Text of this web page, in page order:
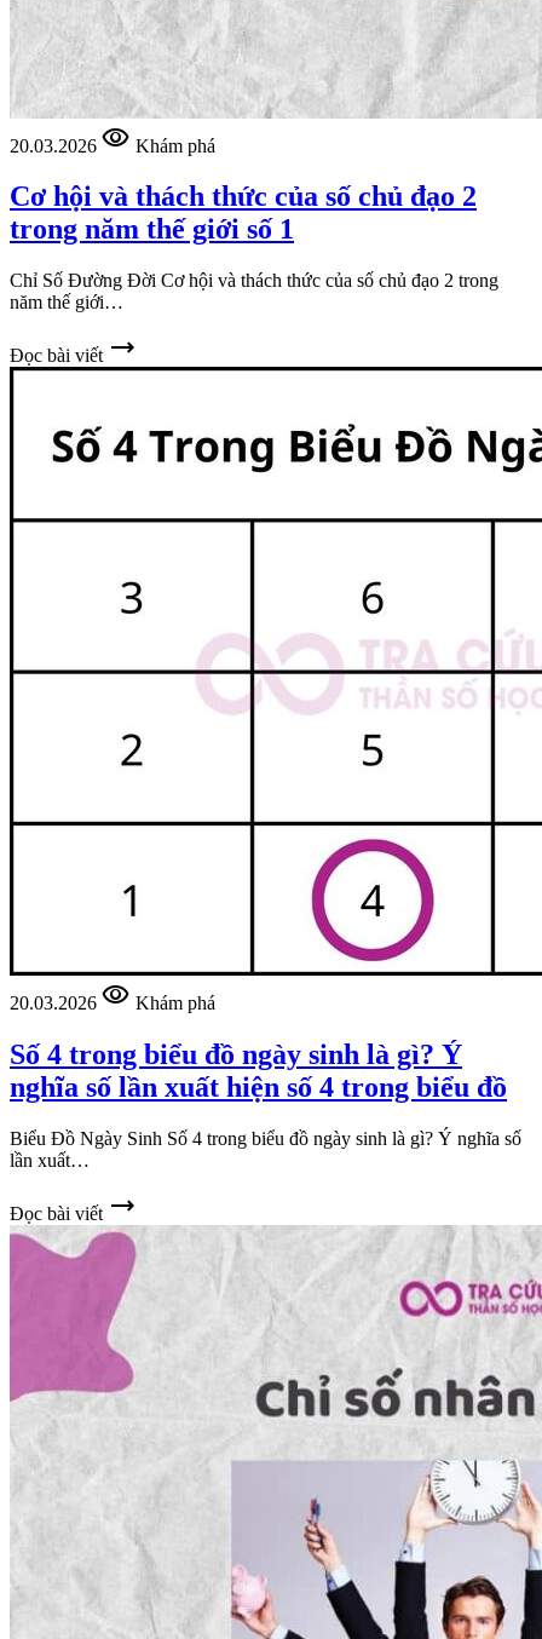
20.03.2026 visibility Khám phá
Cơ hội và thách thức của số chủ đạo 2
trong năm thế giới số 1
Chỉ Số Đường Đời Cơ hội và thách thức của số chủ đạo 2 trong
năm thế giới…
Đọc bài viết trending_flat
20.03.2026 visibility Khám phá
Số 4 trong biểu đồ ngày sinh là gì? Ý
nghĩa số lần xuất hiện số 4 trong biểu đồ
Biểu Đồ Ngày Sinh Số 4 trong biểu đồ ngày sinh là gì? Ý nghĩa số
lần xuất…
Đọc bài viết trending_flat